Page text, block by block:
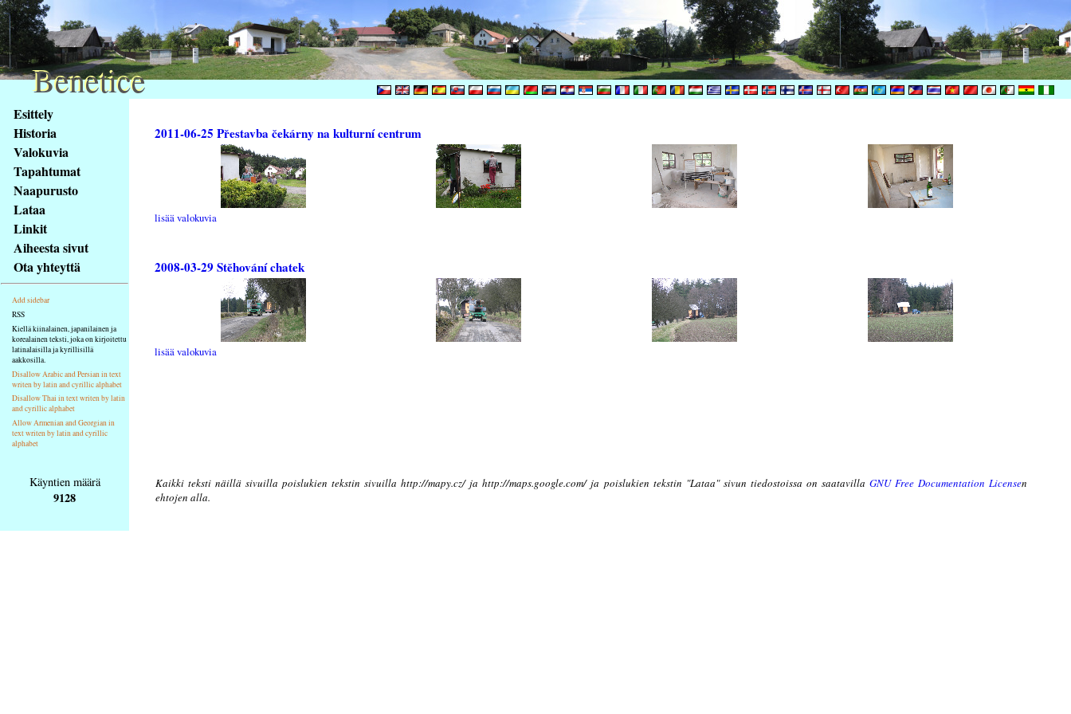
obsah
stránky
Klávesové
zkratky
tomto
webu
základní
Hlavní
strana
Esittely
Historia
Valokuvia
Tapahtumat
Naapurusto
Lataa
Linkit
Aiheesta sivut
Ota yhteyttä
Add sidebar
RSS
Kiellä kiinalainen, japanilainen ja
korealainen teksti, joka on kirjoitettu
latinalaisilla ja kyrillisillä
aakkosilla.
Disallow Arabic and Persian in text
writen by latin and cyrillic alphabet
Disallow Thai in text writen by latin
and cyrillic alphabet
Allow Armenian and Georgian in
text writen by latin and cyrillic
alphabet
2011-06-25 Přestavba čekárny na kulturní centrum
lisää valokuvia
2008-03-29 Stěhování chatek
lisää valokuvia
Käyntien määrä
9128
Kaikki teksti näillä sivuilla poislukien tekstin sivuilla http://mapy.cz/ ja http://maps.google.com/ ja poislukien tekstin "Lataa" sivun tiedostoissa on saatavilla GNU Free Documentation Licensen
ehtojen alla.
Benetice
Benetice